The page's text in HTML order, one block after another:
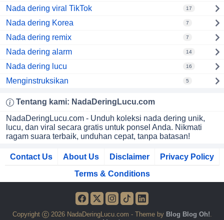
Nada dering viral TikTok 17
Nada dering Korea 7
Nada dering remix 7
Nada dering alarm 14
Nada dering lucu 16
Menginstruksikan 5
Tentang kami: NadaDeringLucu.com
NadaDeringLucu.com - Unduh koleksi nada dering unik,
lucu, dan viral secara gratis untuk ponsel Anda. Nikmati
ragam suara terbaik, unduhan cepat, tanpa batasan!
Contact Us About Us Disclaimer
Privacy Policy
Terms & Conditions
Copyright 2026 NadaDeringLucu.com - Theme by Blog Blog Oh!